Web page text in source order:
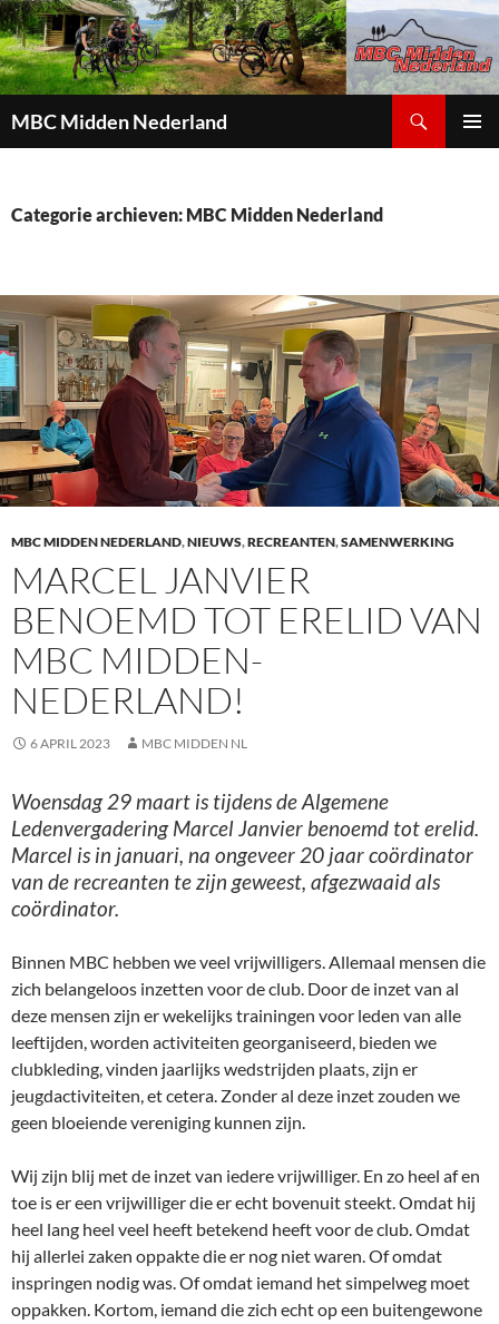
MBC Midden Nederland
INHOUD
Categorie archieven: MBC Midden Nederland
MBC MIDDEN NEDERLAND,NIEUWS,RECREANTEN,SAMENWERKING
MARCEL JANVIER
BENOEMD TOT ERELID VAN
MBC MIDDEN-
NEDERLAND!
6 APRIL 2023 MBC MIDDEN NL
Woensdag 29 maart is tijdens de Algemene
Ledenvergadering Marcel Janvier benoemd tot erelid.
Marcel is in januari, na ongeveer 20 jaar coördinator
van de recreanten te zijn geweest, afgezwaaid als
coördinator.
Binnen MBC hebben we veel vrijwilligers. Allemaal mensen die
zich belangeloos inzetten voor de club. Door de inzet van al
deze mensen zijn er wekelijks trainingen voor leden van alle
leeftijden, worden activiteiten georganiseerd, bieden we
clubkleding, vinden jaarlijks wedstrijden plaats, zijn er
jeugdactiviteiten, et cetera. Zonder al deze inzet zouden we
geen bloeiende vereniging kunnen zijn.
Wij zijn blij met de inzet van iedere vrijwilliger. En zo heel af en
toe is er een vrijwilliger die er echt bovenuit steekt. Omdat hij
heel lang heel veel heeft betekend heeft voor de club. Omdat
hij allerlei zaken oppakte die er nog niet waren. Of omdat
inspringen nodig was. Of omdat iemand het simpelweg moet
oppakken. Kortom, iemand die zich echt op een buitengewone